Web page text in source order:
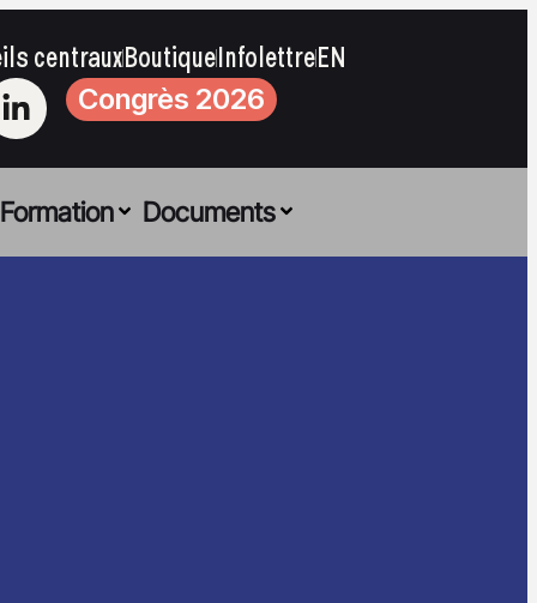
centrauxBoutiqueInfolettreEN
Congrès 2026
Formation Documents